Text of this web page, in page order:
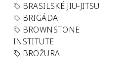
BRASILSKÉ JIU-JITSU
BRIGÁDA
BROWNSTONE
INSTITUTE
BROŽURA